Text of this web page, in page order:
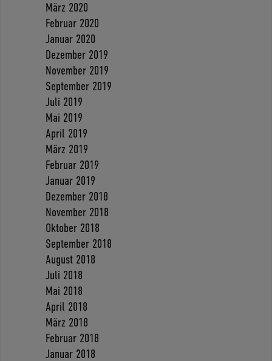
März 2020
Februar 2020
Januar 2020
Dezember 2019
November 2019
September 2019
Juli 2019
Mai 2019
April 2019
März 2019
Februar 2019
Januar 2019
Dezember 2018
November 2018
Oktober 2018
September 2018
August 2018
Juli 2018
Mai 2018
April 2018
März 2018
Februar 2018
Januar 2018